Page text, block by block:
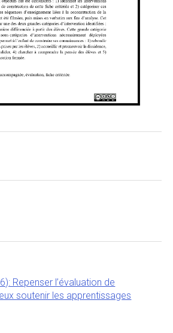
Repenser l’évaluation de
soutenir les apprentissages